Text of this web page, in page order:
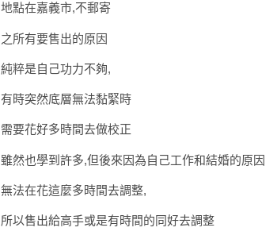
地點在嘉義市,不郵寄
之所有要售出的原因
純粹是自己功力不夠,
有時突然底層無法黏緊時
需要花好多時間去做校正
雖然也學到許多,但後來因為自己工作和結婚的原因
無法在花這麼多時間去調整,
所以售出給高手或是有時間的同好去調整